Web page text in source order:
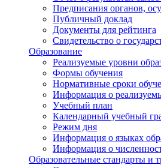
Предписания органов,
Публичный доклад
Документы для рейтинга
Свидетельство о
Образование
Реализуемые уровни
Формы обучения
Нормативные сроки
Информация о
Учебный план
Календарный учебный
Режим дня
Информация о языках
Информация о
Образовательные стандарты и